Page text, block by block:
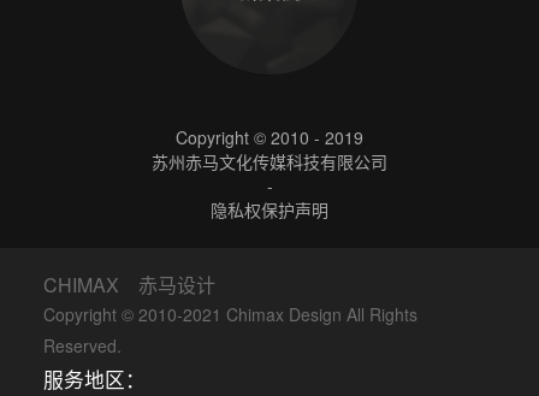
Copyright © 2010 - 2019
苏州赤马文化传媒科技有限公司
-
隐私权保护声明
CHIMAX 赤马设计
Copyright © 2010-2021 Chimax Design All Rights
Reserved.
服务地区：